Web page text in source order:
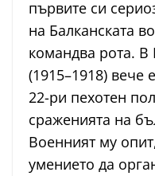
първите си
на Балканската
командва рота. В
(1915–1918) вече
22-ри пехотен
сраженията на
Военният му
умението да